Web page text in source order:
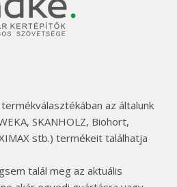
az általunk
SKANHOLZ, Biohort,
stb.) termékeit találhatja
talál meg az aktuális